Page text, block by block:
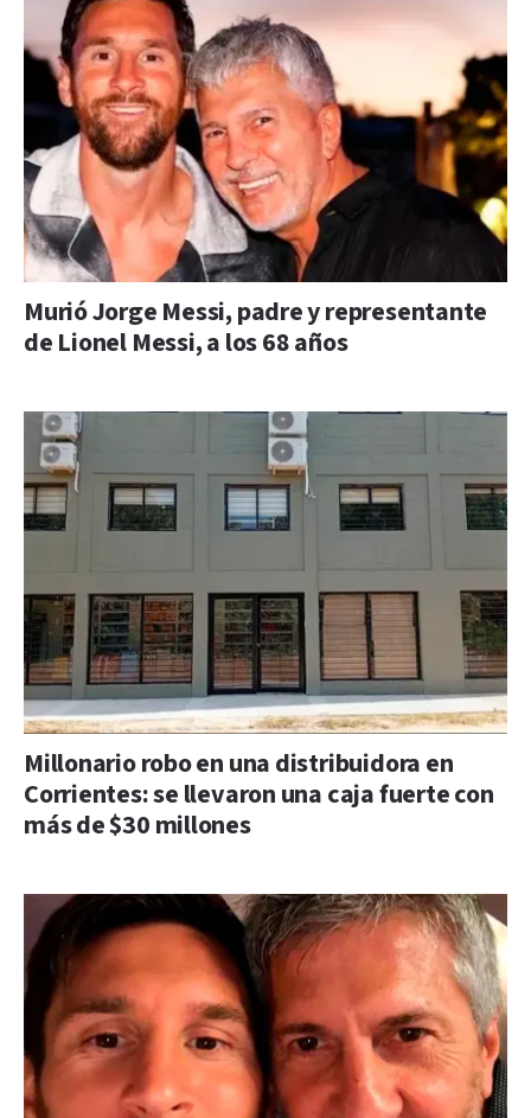
Murió Jorge Messi, padre y representante
de Lionel Messi, a los 68 años
Millonario robo en una distribuidora en
Corrientes: se llevaron una caja fuerte con
más de $30 millones